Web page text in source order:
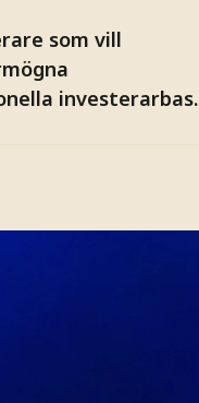
som vill
investerarbas.